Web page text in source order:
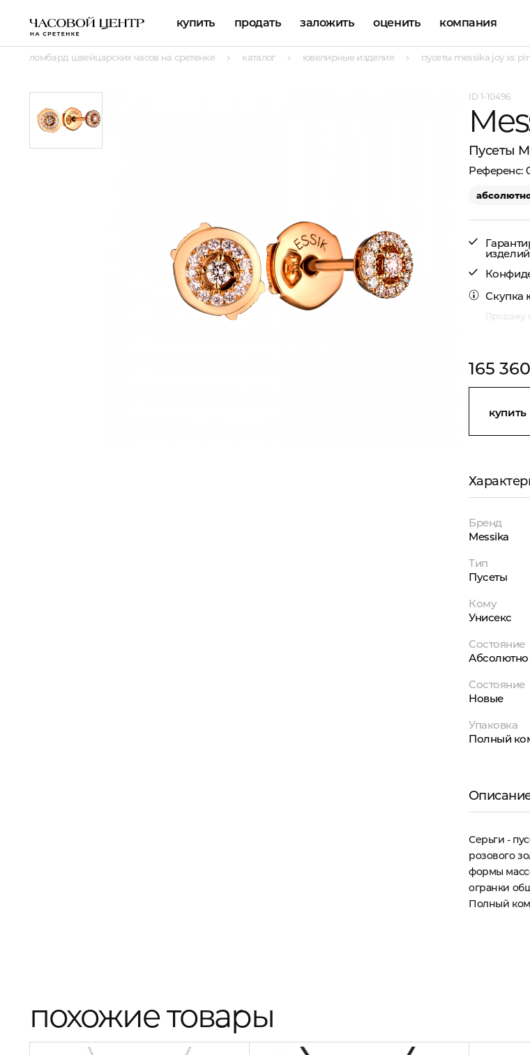
купить продать заложить оценить компания
ломбард швейцарских часов на сретенке каталог ювелирные изделия пусеты messika joy xs
1-10496
Пусеты
изделий
Скупка
Продажу
165
купить
Бренд
Messika
Тип
Пусеты
Кому
Унисекс
Состояние
Состояние
Новые
Упаковка
Полный
Серьги -
розового
формы
огранки
Полный
похожие товары